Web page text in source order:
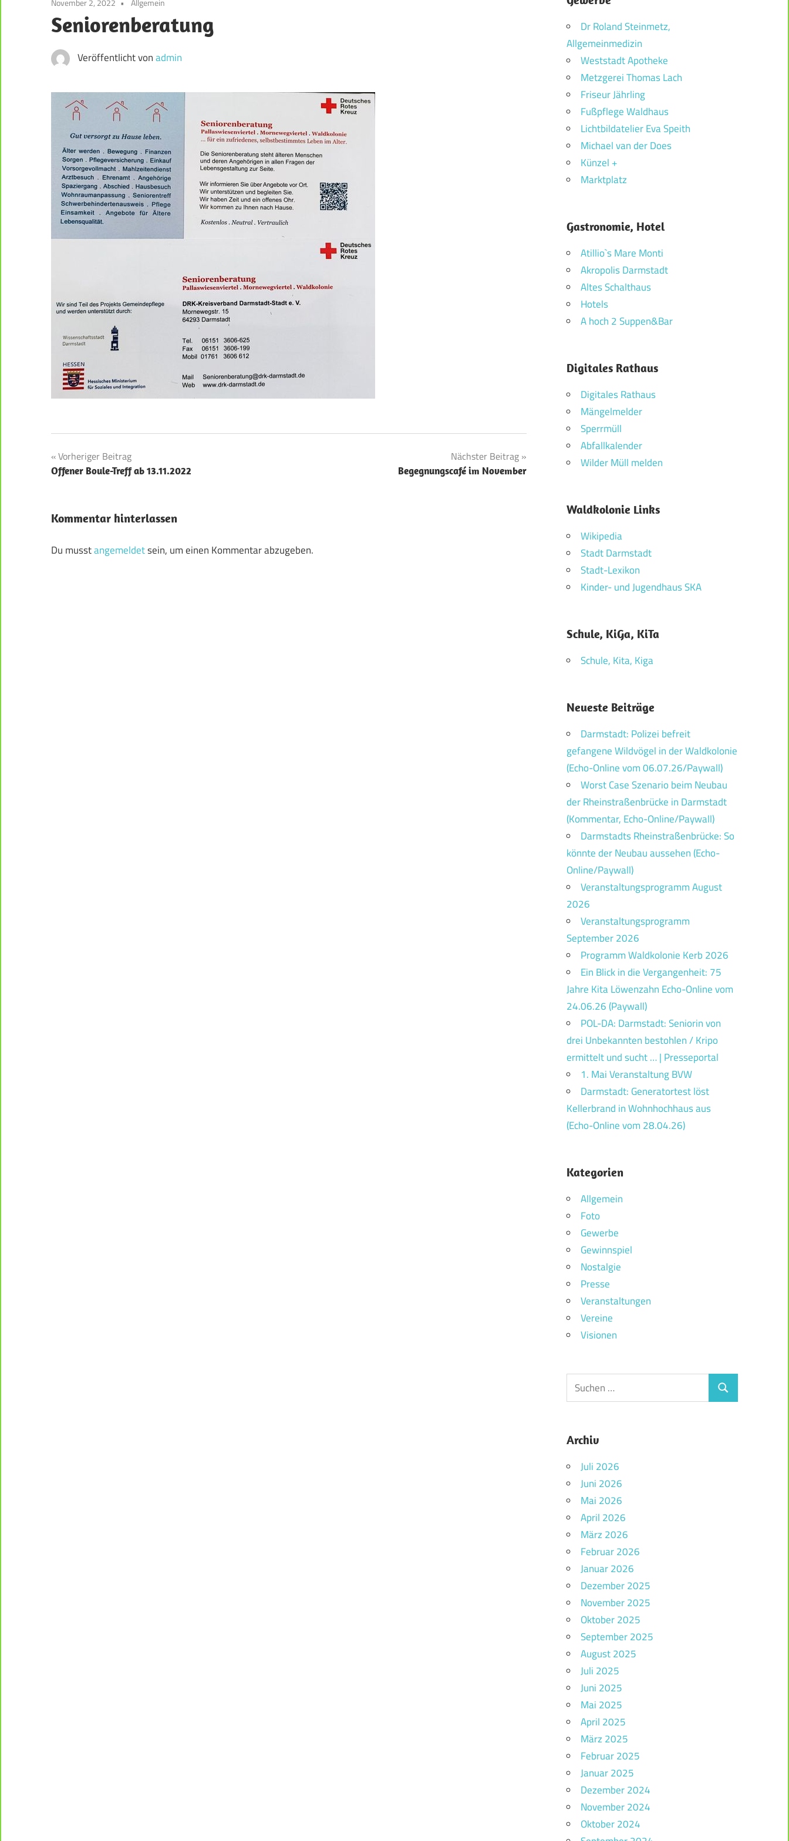
der
Weststadt
Darmstadt
Seniorenberatung
Veröffentlicht vonadmin
Beitragsnavigation
Vorheriger Beitrag
Offener Boule-Treff ab 13.11.2022
Nächster Beitrag
Begegnungscafé im November
Kommentar hinterlassen
Du musstangemeldetsein, um einen Kommentar abzugeben.
Dr Roland Steinmetz,
Allgemeinmedizin
Weststadt Apotheke
Metzgerei Thomas Lach
Friseur Jährling
Fußpflege Waldhaus
Lichtbildatelier Eva Speith
Michael van der Does
Künzel +
Marktplatz
Gastronomie, Hotel
Atillio`s Mare Monti
Akropolis Darmstadt
Altes Schalthaus
Hotels
A hoch 2 Suppen&Bar
Digitales Rathaus
Digitales Rathaus
Mängelmelder
Sperrmüll
Abfallkalender
Wilder Müll melden
Waldkolonie Links
Wikipedia
Stadt Darmstadt
Stadt-Lexikon
Kinder- und Jugendhaus SKA
Schule, KiGa, KiTa
Schule, Kita, Kiga
Neueste Beiträge
Darmstadt: Polizei befreit
gefangene Wildvögel in der Waldkolonie
(Echo-Online vom 06.07.26/Paywall)
Worst Case Szenario beim Neubau
der Rheinstraßenbrücke in Darmstadt
(Kommentar, Echo-Online/Paywall)
Darmstadts Rheinstraßenbrücke: So
könnte der Neubau aussehen (Echo-
Online/Paywall)
Veranstaltungsprogramm August
2026
Veranstaltungsprogramm
September 2026
Programm Waldkolonie Kerb 2026
Ein Blick in die Vergangenheit: 75
Jahre Kita Löwenzahn Echo-Online vom
24.06.26 (Paywall)
POL-DA: Darmstadt: Seniorin von
drei Unbekannten bestohlen / Kripo
ermittelt und sucht … | Presseportal
1. Mai Veranstaltung BVW
Darmstadt: Generatortest löst
Kellerbrand in Wohnhochhaus aus
(Echo-Online vom 28.04.26)
Kategorien
Allgemein
Foto
Gewerbe
Gewinnspiel
Nostalgie
Presse
Veranstaltungen
Vereine
Visionen
Archiv
Juli 2026
Juni 2026
Mai 2026
April 2026
März 2026
Februar 2026
Januar 2026
Dezember 2025
November 2025
Oktober 2025
September 2025
August 2025
Juli 2025
Juni 2025
Mai 2025
April 2025
März 2025
Februar 2025
Januar 2025
Dezember 2024
November 2024
Oktober 2024